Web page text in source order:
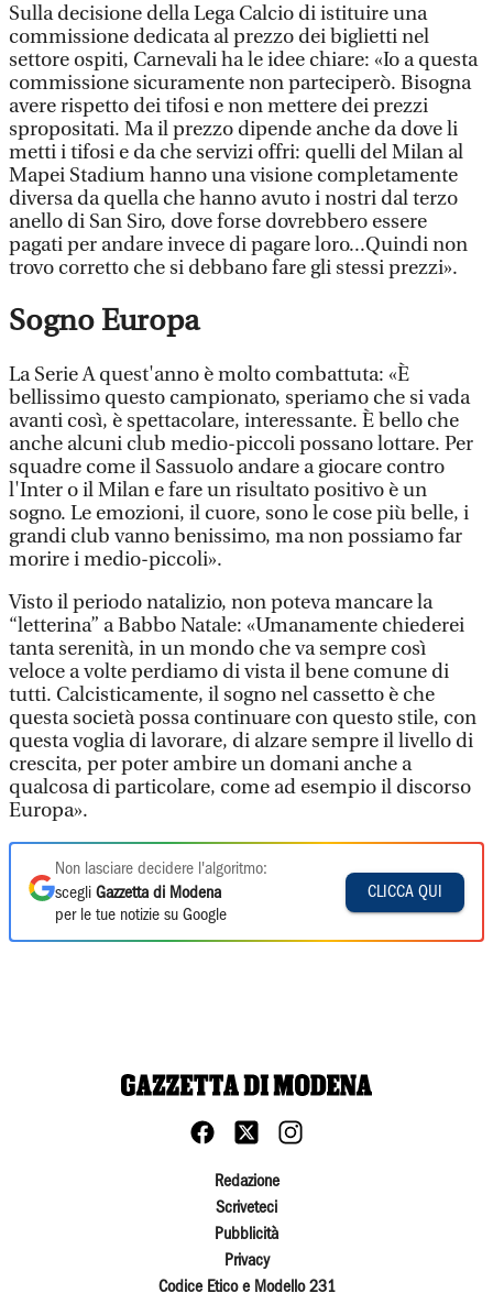
Sulla decisione della Lega Calcio di istituire una
commissione dedicata al prezzo dei biglietti nel
settore ospiti, Carnevali ha le idee chiare: «Io a questa
commissione sicuramente non parteciperò. Bisogna
avere rispetto dei tifosi e non mettere dei prezzi
spropositati. Ma il prezzo dipende anche da dove li
metti i tifosi e da che servizi offri: quelli del Milan al
Mapei Stadium hanno una visione completamente
diversa da quella che hanno avuto i nostri dal terzo
anello di San Siro, dove forse dovrebbero essere
pagati per andare invece di pagare loro...Quindi non
trovo corretto che si debbano fare gli stessi prezzi».
Sogno Europa
La Serie A quest'anno è molto combattuta: «È
bellissimo questo campionato, speriamo che si vada
avanti così, è spettacolare, interessante. È bello che
anche alcuni club medio-piccoli possano lottare. Per
squadre come il Sassuolo andare a giocare contro
l'Inter o il Milan e fare un risultato positivo è un
sogno. Le emozioni, il cuore, sono le cose più belle, i
grandi club vanno benissimo, ma non possiamo far
morire i medio-piccoli».
Visto il periodo natalizio, non poteva mancare la
“letterina” a Babbo Natale: «Umanamente chiederei
tanta serenità, in un mondo che va sempre così
veloce a volte perdiamo di vista il bene comune di
tutti. Calcisticamente, il sogno nel cassetto è che
questa società possa continuare con questo stile, con
questa voglia di lavorare, di alzare sempre il livello di
crescita, per poter ambire un domani anche a
qualcosa di particolare, come ad esempio il discorso
Europa».
Non lasciare decidere l'algoritmo:
scegli Gazzetta di Modena
per le tue notizie su Google
CLICCA QUI
Redazione
Scriveteci
Pubblicità
Privacy
Codice Etico e Modello 231